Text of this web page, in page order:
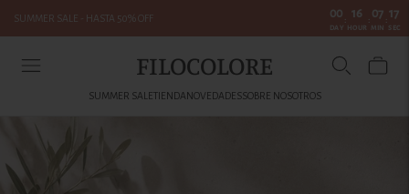
SUMMER SALE - HASTA 50% OFF 00
DAY
: 16
HOUR
: 07
MIN
: 17
SEC
FILOCOLORE
SUMMER SALETIENDANOVEDADESSOBRE NOSOTROS